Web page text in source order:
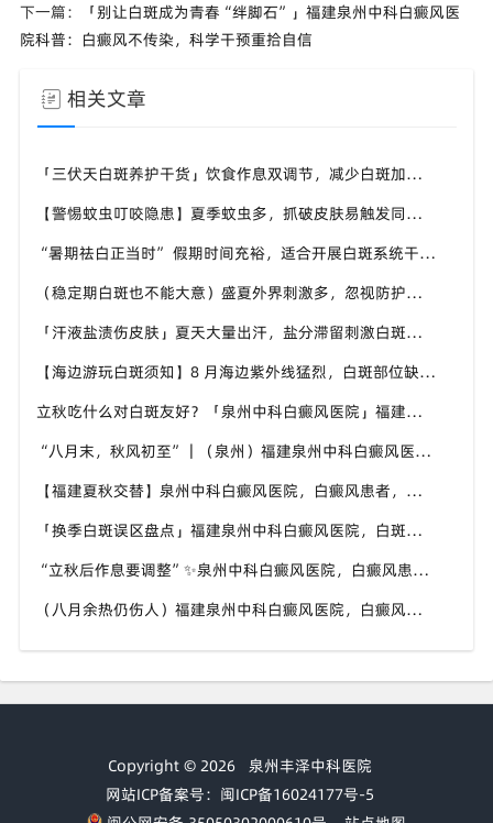
下一篇：
「别让白斑成为青春“绊脚石”」福建泉州中科白癜风医
院科普：白癜风不传染，科学干预重拾自信
相关文章
「三伏天白斑养护干货」饮食作息双调节，减少白斑加重诱因，福建泉州中科白癜风医院为福建白斑群体科普实用知识
【警惕蚊虫叮咬隐患】夏季蚊虫多，抓破皮肤易触发同形反应，福建泉州中科白癜风医院提醒白癜风患者做好防蚊护理
“暑期祛白正当时” 假期时间充裕，适合开展白斑系统干预，福建泉州中科白癜风医院分型分期定制白斑康复方案
（稳定期白斑也不能大意）盛夏外界刺激多，忽视防护也会复发，福建泉州中科白癜风医院分享白癜风夏季维持护理知识
「汗液盐渍伤皮肤」夏天大量出汗，盐分滞留刺激白斑患处，福建泉州中科白癜风医院讲解白癜风患者夏日皮肤清洁要点
【海边游玩白斑须知】8 月海边紫外线猛烈，白斑部位缺少黑色素保护，福建泉州中科白癜风医院科普出游白斑防护方案
立秋吃什么对白斑友好？「泉州中科白癜风医院」福建白癜风患者饮食不要盲目忌口
“八月末，秋风初至”｜（泉州）福建泉州中科白癜风医院，聊聊白癜风换季防护关键点
【福建夏秋交替】泉州中科白癜风医院，白癜风患者，入秋之后洗澡习惯也要多注意
「换季白斑误区盘点」福建泉州中科白癜风医院，白斑消长多变，科学对待才是正道
“立秋后作息要调整”✨泉州中科白癜风医院，白癜风患者，不良作息会影响皮肤状态
（八月余热仍伤人）福建泉州中科白癜风医院，白癜风外出，依旧要做好硬防晒措施
Copyright © 2026 泉州丰泽中科医院
网站ICP备案号：闽ICP备16024177号-5